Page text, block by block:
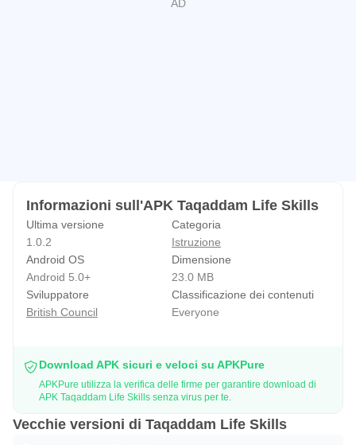
nonché di tutti i giovani di tutto il mondo, che cercano di
Informazioni sull'APK Taqaddam Life Skills
Ultima versione
1.0.2
Categoria
Istruzione
Android OS
Android 5.0+
Dimensione
23.0 MB
Sviluppatore
British Council
Classificazione dei contenuti
Everyone
Download APK sicuri e veloci su APKPure
APKPure utilizza la verifica delle firme per garantire download di
APK Taqaddam Life Skills senza virus per te.
Vecchie versioni di Taqaddam Life Skills